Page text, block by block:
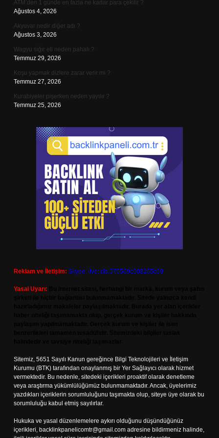
ATM’den 1 günde en fazla ne kadar para çekilir ?
Ağustos 4, 2026
Akyuvar nedir diğer adı ?
Ağustos 3, 2026
Wagyu sığır eti neden pahalı ?
Temmuz 29, 2026
Koşu yapmak dizlere zarar verir mi ?
Temmuz 27, 2026
Kurabiyeler pişerken neden yayılır ?
Temmuz 25, 2026
Reklam ve İletişim: Skype: live:.cid.575569c608265c69
Yasal Uyarı:
Sitemiz, 5651 Sayılı Kanun gereğince Bilgi Teknolojileri ve İletişim
Kurumu (BTK) tarafından onaylanmış bir Yer Sağlayıcı olarak hizmet
vermektedir. Bu nedenle, sitedeki içerikleri proaktif olarak denetleme
veya araştırma yükümlülüğümüz bulunmamaktadır. Ancak, üyelerimiz
yazdıkları içeriklerin sorumluluğunu taşımakta olup, siteye üye olarak bu
sorumluluğu kabul etmiş sayılırlar.
Hukuka ve yasal düzenlemelere aykırı olduğunu düşündüğünüz
içerikleri, backlinkpanelicomtr@gmail.com adresine bildirmeniz halinde,